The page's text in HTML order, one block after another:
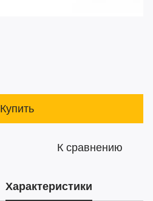
Купить
К сравнению
Характеристики